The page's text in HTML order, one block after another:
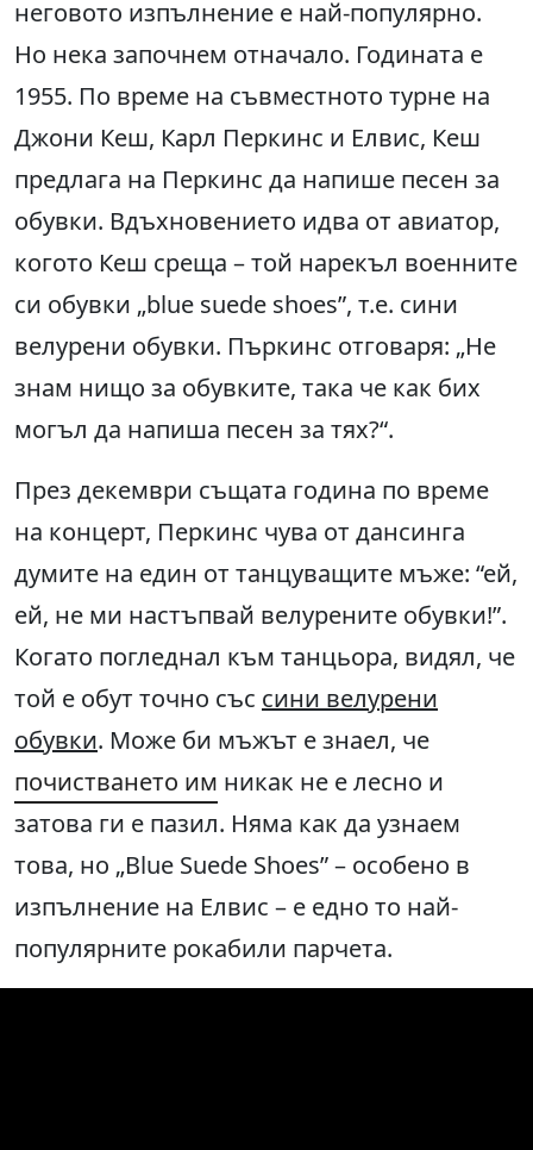
неговото изпълнение е най-популярно.
Но нека започнем отначало. Годината е
1955. По време на съвместното турне на
Джони Кеш, Карл Перкинс и Елвис, Кеш
предлага на Перкинс да напише песен за
обувки. Вдъхновението идва от авиатор,
когото Кеш среща – той нарекъл военните
си обувки „blue suede shoes”, т.е. сини
велурени обувки. Пъркинс отговаря: „Не
знам нищо за обувките, така че как бих
могъл да напиша песен за тях?“.
През декември същата година по време
на концерт, Перкинс чува от дансинга
думите на един от танцуващите мъже: “ей,
ей, не ми настъпвай велурените обувки!”.
Когато погледнал към танцьора, видял, че
той е обут точно със сини велурени
обувки. Може би мъжът е знаел, че
почистването им никак не е лесно и
затова ги е пазил. Няма как да узнаем
това, но „Blue Suede Shoes” – особено в
изпълнение на Елвис – е едно то най-
популярните рокабили парчета.